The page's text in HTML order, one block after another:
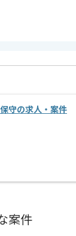
守の求人・案件
案件